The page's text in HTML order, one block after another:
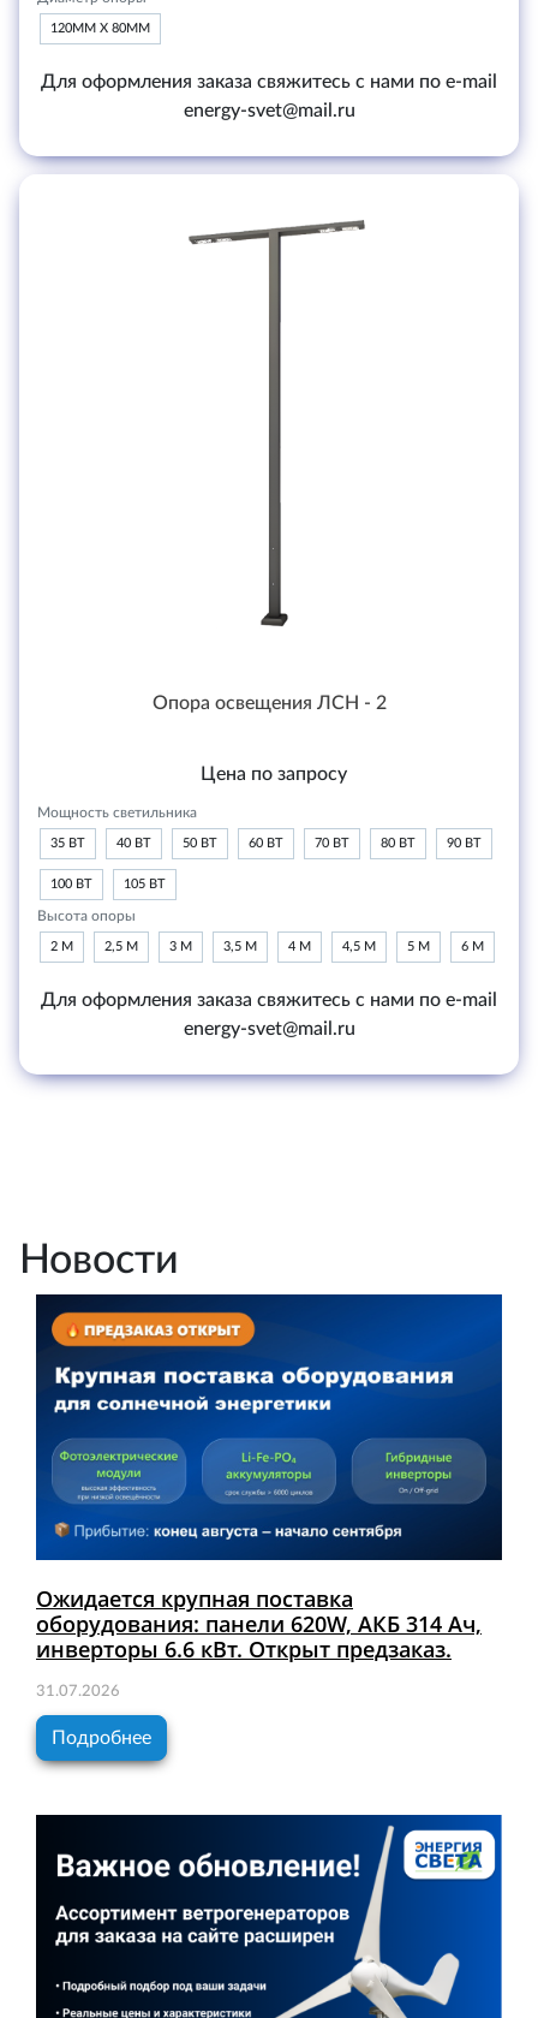
120ММ Х 80ММ
Для оформления заказа свяжитесь с нами по e-mail
energy-svet@mail.ru
Опора освещения ЛСН - 2
Цена по запросу
Мощность светильника
35 ВТ 40 ВТ 50 ВТ 60 ВТ 70 ВТ 80 ВТ 90 ВТ
100 ВТ 105 ВТ
Высота опоры
2 М 2,5 М 3 М 3,5 М 4 М 4,5 М 5 М 6 М
Для оформления заказа свяжитесь с нами по e-mail
energy-svet@mail.ru
Новости
Ожидается крупная поставка
оборудования: панели 620W, АКБ 314 Ач,
инверторы 6.6 кВт. Открыт предзаказ.
31.07.2026
Подробнее